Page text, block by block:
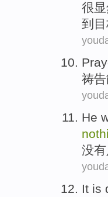
很
到
祷告
He
没有
It is